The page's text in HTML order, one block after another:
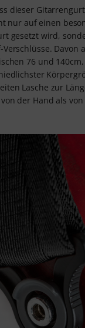
dieser
nur auf einen
gesetzt wird,
Davon
76 und
Lasche zur
der Hand als